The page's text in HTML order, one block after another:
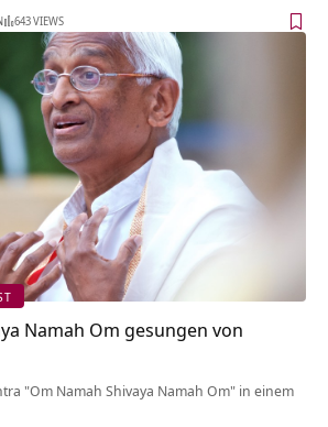
643 VIEWS
Namah Om gesungen von
"Om Namah Shivaya Namah Om" in einem